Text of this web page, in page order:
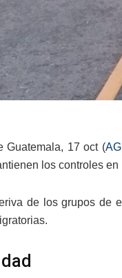
Guatemala, 17 oct (
los controles
de los grupos de